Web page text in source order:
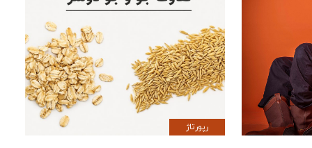
رپورتاژ